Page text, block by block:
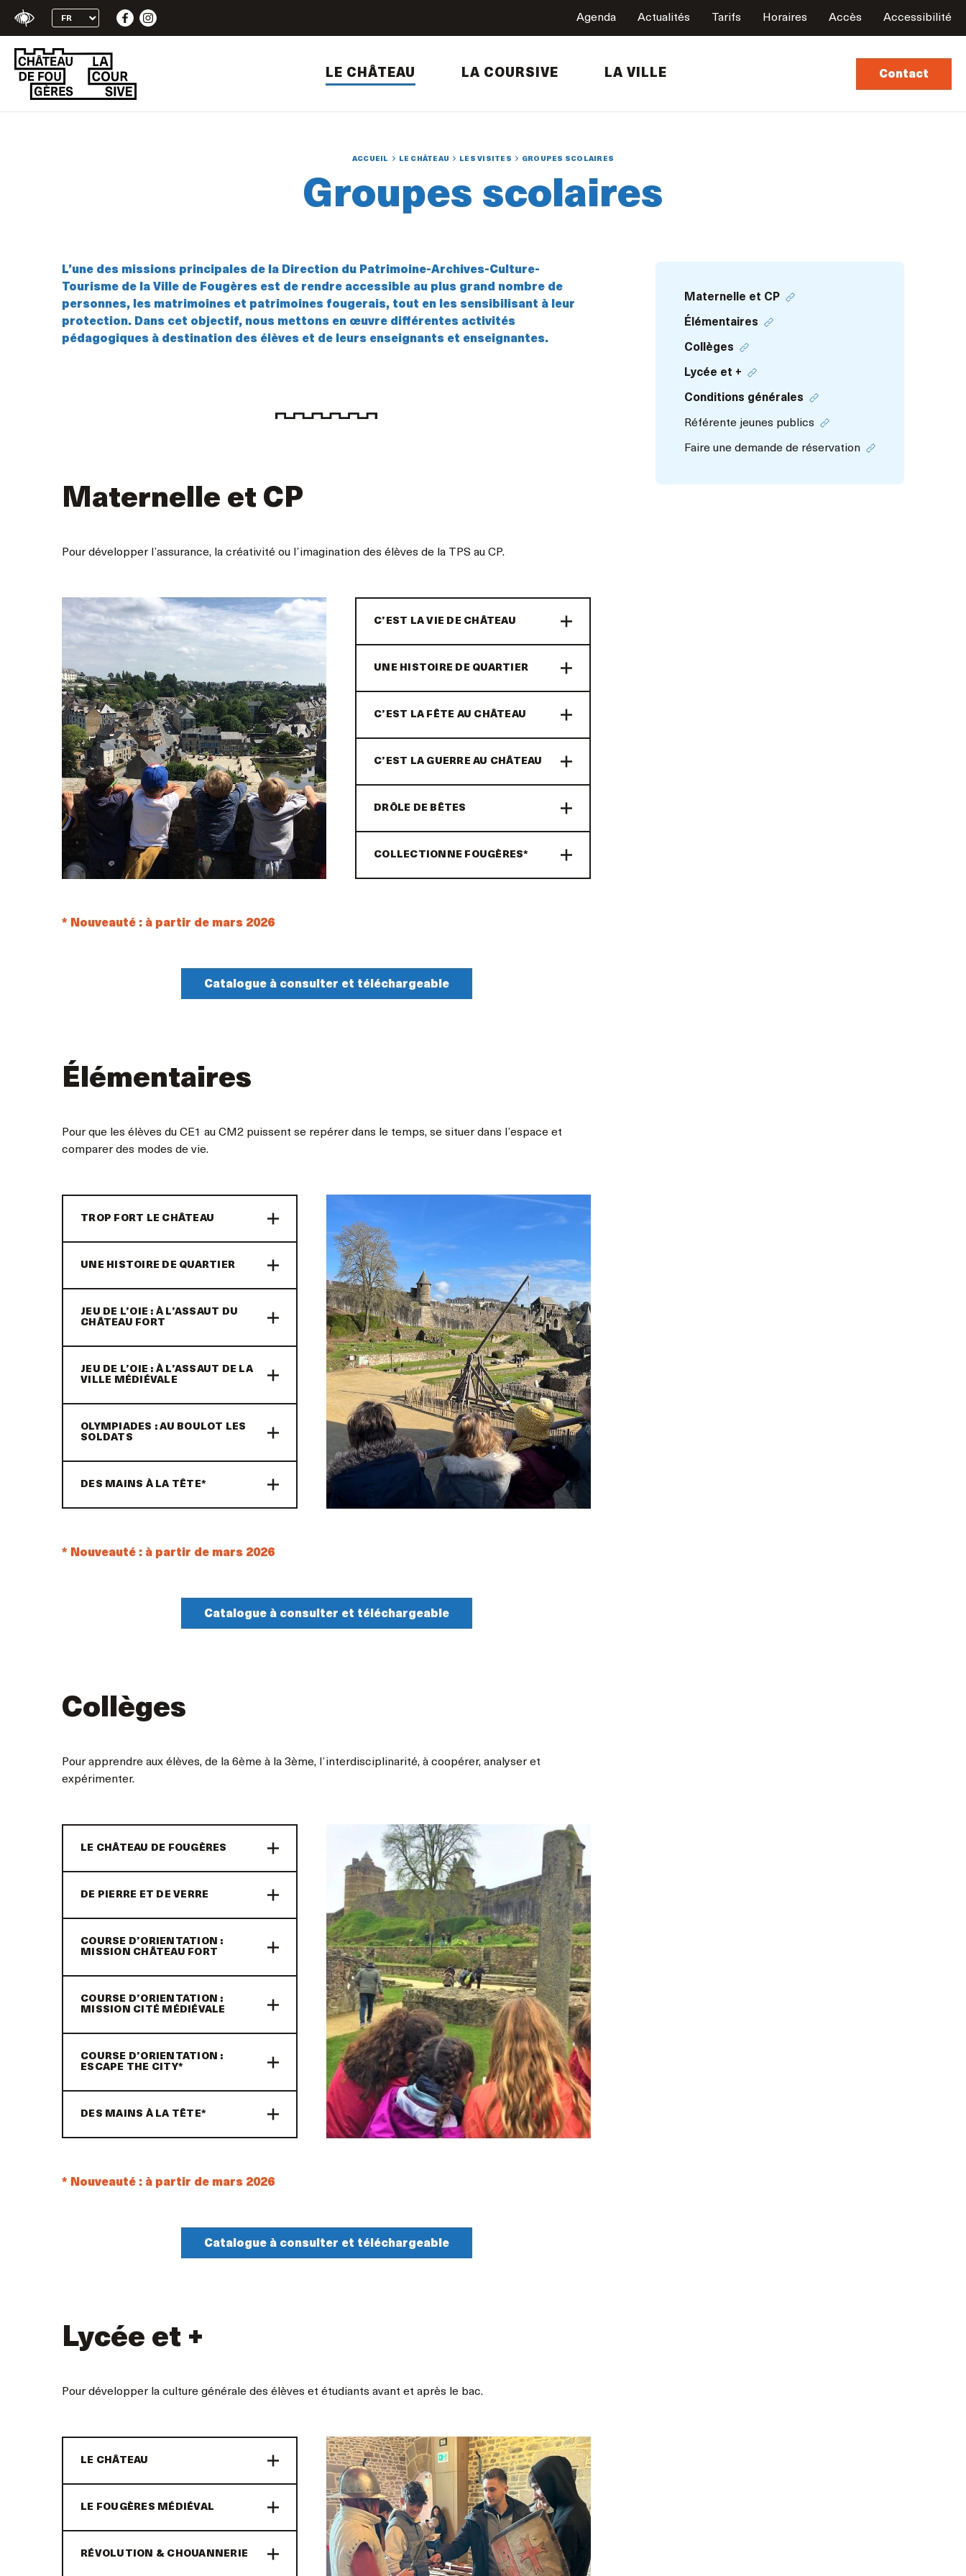
Confort +
Skip
Agenda Actualités Tarifs Horaires Accès Accessibilité
LE CHÂTEAU LA COURSIVE LA VILLE Contact
ACCUEIL LE CHÂTEAU LES VISITES GROUPES SCOLAIRES
Groupes scolaires
Maternelle et CP
Élémentaires
Collèges
Lycée et +
Conditions générales
Référente jeunes publics
Faire une demande de réservation
L’une des missions principales de la Direction du Patrimoine-Archives-Culture-
Tourisme de la Ville de Fougères est de rendre accessible au plus grand nombre de
personnes, les matrimoines et patrimoines fougerais, tout en les sensibilisant à leur
protection. Dans cet objectif, nous mettons en œuvre différentes activités
pédagogiques à destination des élèves et de leurs enseignants et enseignantes.
Maternelle et CP
Pour développer l’assurance, la créativité ou l’imagination des élèves de la TPS au CP.
C’EST LA VIE DE CHÂTEAU
UNE HISTOIRE DE QUARTIER
C’EST LA FÊTE AU CHÂTEAU
C’EST LA GUERRE AU CHÂTEAU
DRÔLE DE BÊTES
COLLECTIONNE FOUGÈRES*
* Nouveauté : à partir de mars 2026
Catalogue à consulter et téléchargeable
Élémentaires
Pour que les élèves du CE1 au CM2 puissent se repérer dans le temps, se situer dans l’espace et
comparer des modes de vie.
TROP FORT LE CHÂTEAU
UNE HISTOIRE DE QUARTIER
JEU DE L’OIE : À L’ASSAUT DU
CHÂTEAU FORT
JEU DE L’OIE : À L’ASSAUT DE LA
VILLE MÉDIÉVALE
OLYMPIADES : AU BOULOT LES
SOLDATS
DES MAINS À LA TÊTE*
* Nouveauté : à partir de mars 2026
Catalogue à consulter et téléchargeable
Collèges
Pour apprendre aux élèves, de la 6ème à la 3ème, l’interdisciplinarité, à coopérer, analyser et
expérimenter.
LE CHÂTEAU DE FOUGÈRES
DE PIERRE ET DE VERRE
COURSE D’ORIENTATION :
MISSION CHÂTEAU FORT
COURSE D’ORIENTATION :
MISSION CITÉ MÉDIÉVALE
COURSE D’ORIENTATION :
ESCAPE THE CITY*
DES MAINS À LA TÊTE*
* Nouveauté : à partir de mars 2026
Catalogue à consulter et téléchargeable
Lycée et +
Pour développer la culture générale des élèves et étudiants avant et après le bac.
LE CHÂTEAU
LE FOUGÈRES MÉDIÉVAL
RÉVOLUTION & CHOUANNERIE